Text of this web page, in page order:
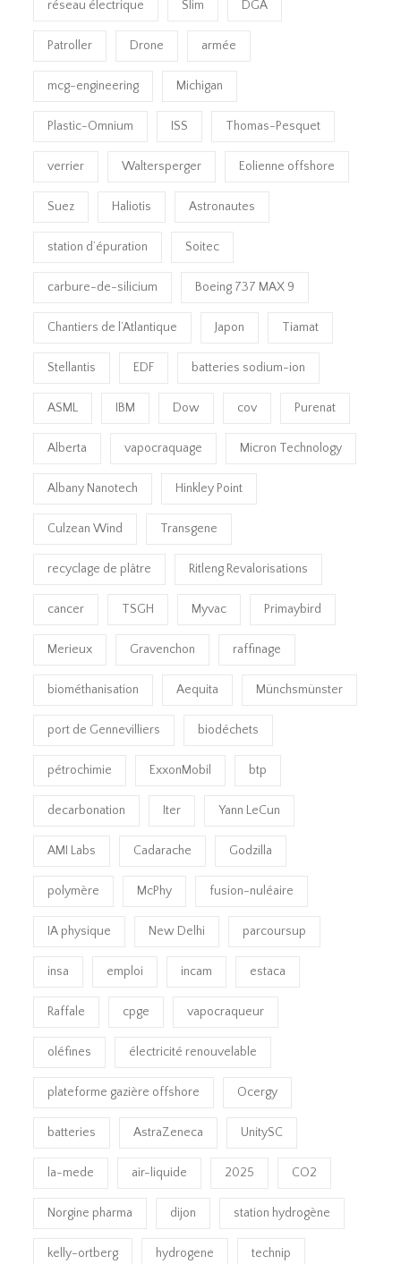
réseau électrique Slim DGA
Patroller Drone armée
mcg-engineering Michigan
Plastic-Omnium ISS Thomas-Pesquet
verrier Waltersperger Eolienne offshore
Suez Haliotis Astronautes
station d’épuration Soitec
carbure-de-silicium Boeing 737 MAX 9
Chantiers de l’Atlantique Japon Tiamat
Stellantis EDF batteries sodium-ion
ASML IBM Dow cov Purenat
Alberta vapocraquage Micron Technology
Albany Nanotech Hinkley Point
Culzean Wind Transgene
recyclage de plâtre Ritleng Revalorisations
cancer TSGH Myvac Primaybird
Merieux Gravenchon raffinage
biométhanisation Aequita Münchsmünster
port de Gennevilliers biodéchets
pétrochimie ExxonMobil btp
decarbonation Iter Yann LeCun
AMI Labs Cadarache Godzilla
polymère McPhy fusion-nuléaire
IA physique New Delhi parcoursup
insa emploi incam estaca
Raffale cpge vapocraqueur
oléfines électricité renouvelable
plateforme gazière offshore Ocergy
batteries AstraZeneca UnitySC
la-mede air-liquide 2025 CO2
Norgine pharma dijon station hydrogène
kelly-ortberg hydrogene technip